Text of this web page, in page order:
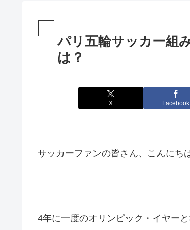
パリ五輪サッカー組
は？
X Facebook
サッカーファンの皆さん、こんにちは
4年に一度のオリンピック・イヤーと